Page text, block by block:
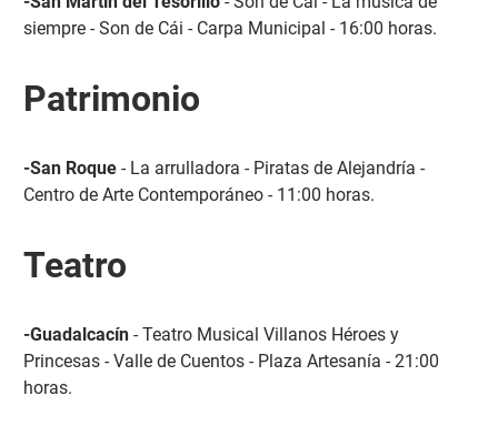
siempre - Son de Cái - Carpa Municipal - 16:00 horas.
Patrimonio
-San Roque- La arrulladora - Piratas de Alejandría -
Centro de Arte Contemporáneo - 11:00 horas.
Teatro
-Guadalcacín- Teatro Musical Villanos Héroes y
Princesas - Valle de Cuentos - Plaza Artesanía - 21:00
horas.